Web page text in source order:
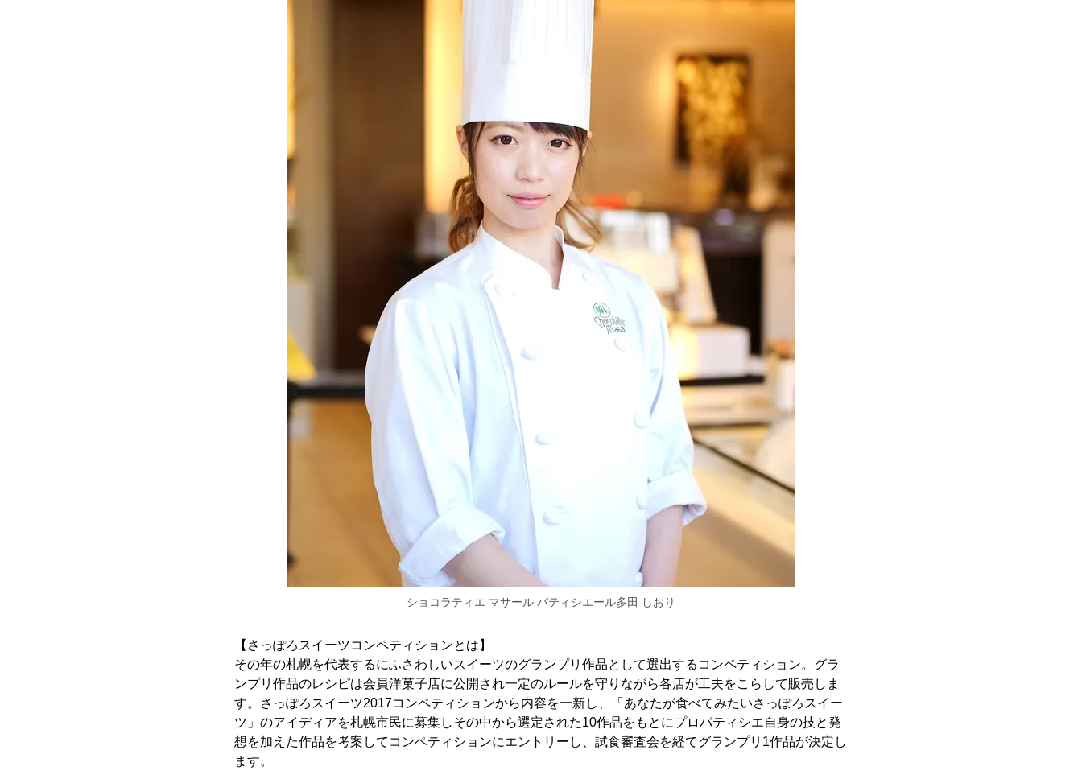
ショコラティエ マサール パティシエール多田 しおり
【さっぽろスイーツコンペティションとは】
その年の札幌を代表するにふさわしいスイーツのグランプリ作品として選出するコンペティション。グラ
ンプリ作品のレシピは会員洋菓子店に公開され一定のルールを守りながら各店が工夫をこらして販売しま
す。さっぽろスイーツ2017コンペティションから内容を一新し、「あなたが食べてみたいさっぽろスイー
ツ」のアイディアを札幌市民に募集しその中から選定された10作品をもとにプロパティシエ自身の技と発
想を加えた作品を考案してコンペティションにエントリーし、試食審査会を経てグランプリ1作品が決定し
ます。